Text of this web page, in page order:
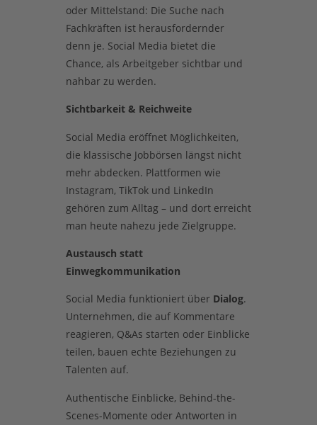
oder Mittelstand: Die Suche nach
Fachkräften ist herausfordernder
denn je. Social Media bietet die
Chance, als Arbeitgeber sichtbar und
nahbar zu werden.
Sichtbarkeit & Reichweite
Social Media eröffnet Möglichkeiten,
die klassische Jobbörsen längst nicht
mehr abdecken. Plattformen wie
Instagram, TikTok und LinkedIn
gehören zum Alltag – und dort erreicht
man heute nahezu jede Zielgruppe.
Austausch statt
Einwegkommunikation
Social Media funktioniert über Dialog.
Unternehmen, die auf Kommentare
reagieren, Q&As starten oder Einblicke
teilen, bauen echte Beziehungen zu
Talenten auf.
Authentische Einblicke, Behind-the-
Scenes-Momente oder Antworten in